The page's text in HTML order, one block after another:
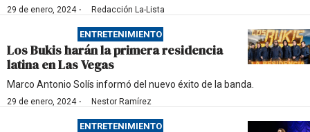
29 de enero, 2024· Redacción La-Lista
ENTRETENIMIENTO
Los Bukis harán la primera residencia
latina en Las Vegas
Marco Antonio Solís informó del nuevo éxito de la banda.
29 de enero, 2024· Nestor Ramírez
ENTRETENIMIENTO